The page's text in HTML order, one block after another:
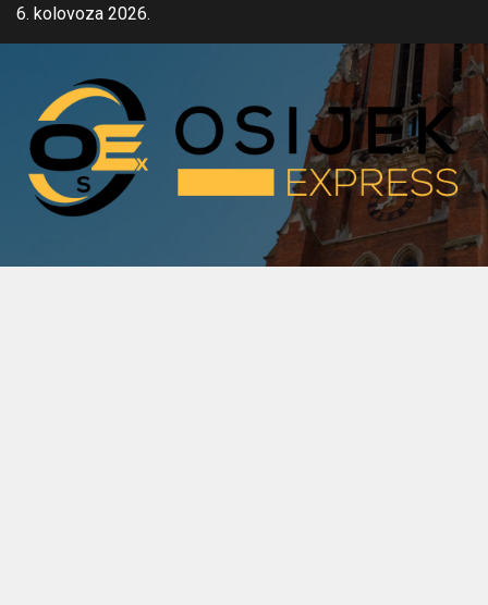
Skip6. kolovoza 2026.